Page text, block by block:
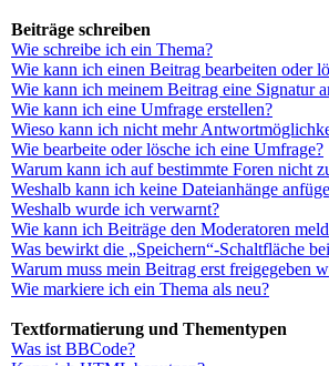
Beiträge schreiben
Wie schreibe ich ein Thema?
Wie kann ich einen Beitrag bearbeiten oder
Wie kann ich meinem Beitrag eine Signatur
Wie kann ich eine Umfrage erstellen?
Wieso kann ich nicht mehr
Wie bearbeite oder lösche ich eine Umfrage?
Warum kann ich auf bestimmte Foren nicht
Weshalb kann ich keine Dateianhänge
Weshalb wurde ich verwarnt?
Wie kann ich Beiträge den Moderatoren
Was bewirkt die „Speichern“-Schaltfläche
Warum muss mein Beitrag erst freigegeben
Wie markiere ich ein Thema als neu?
Textformatierung und Thementypen
Was ist BBCode?